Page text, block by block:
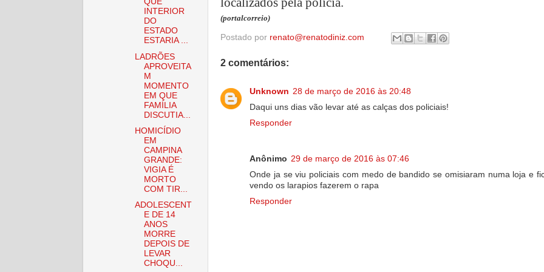
(portalcorreio)
Postado por renato@renatodiniz.com
2 comentários:
Unknown 28 de março de 2016 às 20:48
Daqui uns dias vão levar até as calças dos policiais!
Responder
Anônimo 29 de março de 2016 às 07:46
Onde ja se viu policiais com medo de bandido se omisiaram numa loja e
vendo os larapios fazerem o rapa
Responder
INTERIOR
DO
ESTADO
ESTARIA ...
LADRÕES
APROVEITA
M
MOMENTO
EM QUE
FAMÍLIA
DISCUTIA...
HOMICÍDIO
EM
CAMPINA
GRANDE:
VIGIA É
MORTO
COM TIR...
ADOLESCENT
E DE 14
ANOS
MORRE
DEPOIS DE
LEVAR
CHOQU...